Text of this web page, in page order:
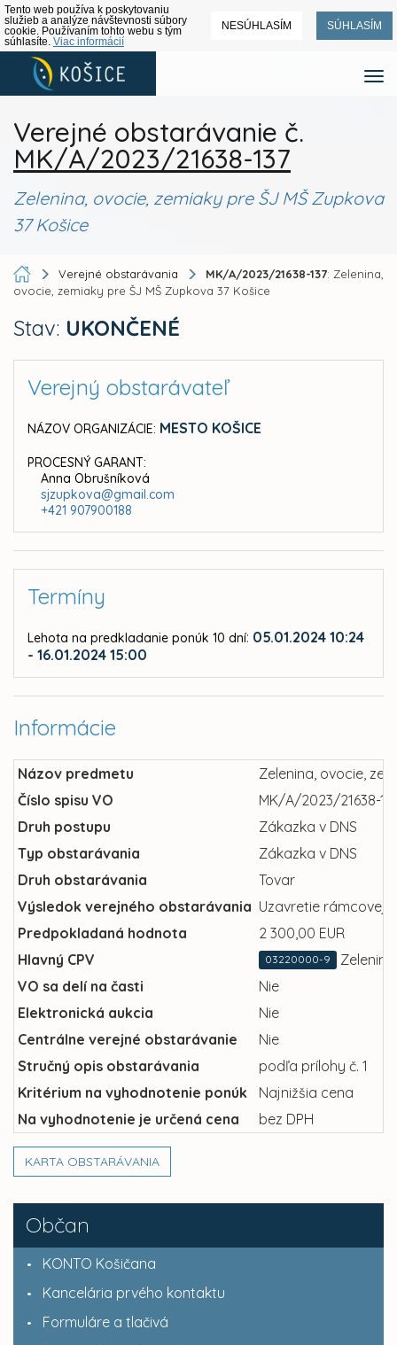
Tento web používa k poskytovaniu
služieb a analýze návštevnosti súbory
cookie. Používaním tohto webu s tým
súhlasíte. Viac informácií
NESÚHLASÍM SÚHLASÍM
Verejné obstarávanie č.
MK/A/2023/21638-137
Zelenina, ovocie, zemiaky pre ŠJ MŠ Zupkova
37 Košice
Občan
KONTO Košičana
Kancelária prvého kontaktu
Formuláre a tlačivá
Verejné obstarávania MK/A/2023/21638-137: Zelenina,
ovocie, zemiaky pre ŠJ MŠ Zupkova 37 Košice
Stav: UKONČENÉ
Verejný obstarávateľ
NÁZOV ORGANIZÁCIE: MESTO KOŠICE
PROCESNÝ GARANT:
Anna Obrušníková
sjzupkova@gmail.com
+421 907900188
Termíny
Lehota na predkladanie ponúk 10 dní: 05.01.2024 10:24
- 16.01.2024 15:00
Informácie
Názov predmetu
Zelenina, ovocie,
Číslo spisu VO
MK/A/2023/21638-
Druh postupu
Zákazka v DNS
Typ obstarávania
Zákazka v DNS
Druh obstarávania
Tovar
Výsledok verejného obstarávania Uzavretie rámcovej
Predpokladaná hodnota
2 300,00 EUR
Hlavný CPV
03220000-9
VO sa delí na časti
Nie
Elektronická aukcia
Nie
Centrálne verejné obstarávanie
Nie
Stručný opis obstarávania
podľa prílohy č. 1
Kritérium na vyhodnotenie ponúk
Najnižšia cena
Na vyhodnotenie je určená cena
bez DPH
KARTA OBSTARÁVANIA